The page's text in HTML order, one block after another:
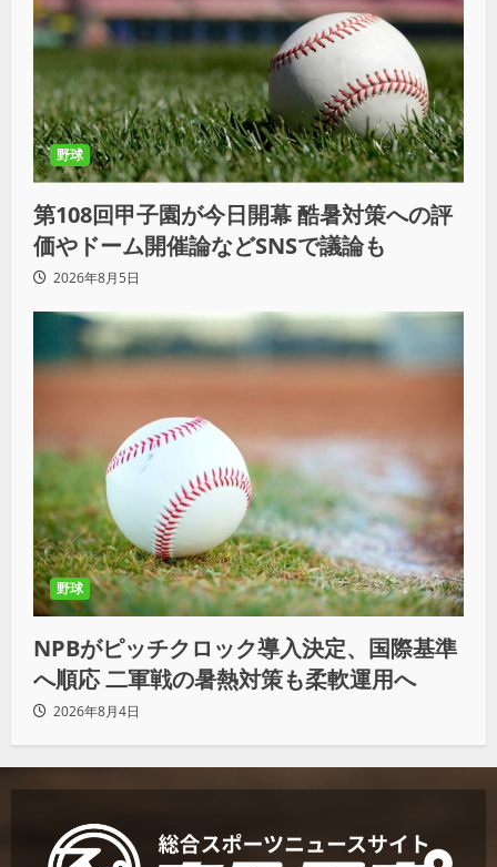
野球
第108回甲子園が今日開幕 酷暑対策への評
価やドーム開催論などSNSで議論も
2026年8月5日
野球
NPBがピッチクロック導入決定、国際基準
へ順応 二軍戦の暑熱対策も柔軟運用へ
2026年8月4日